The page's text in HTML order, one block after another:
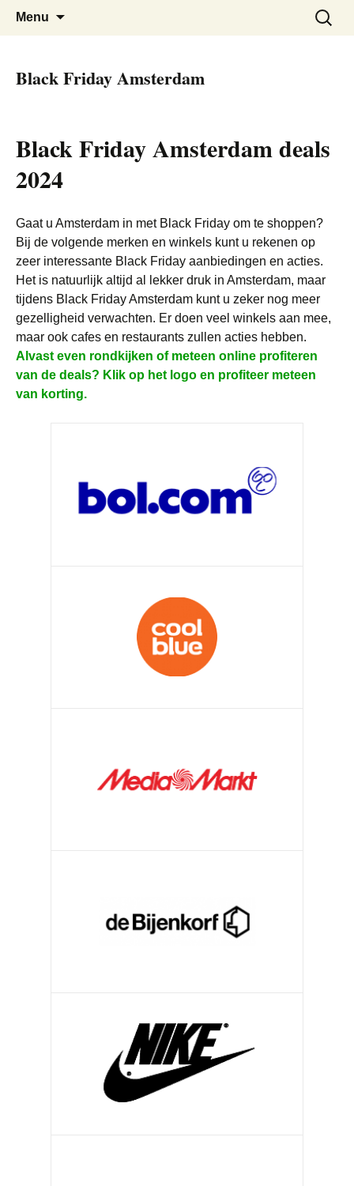
Black Friday Super SALE
De beste kortingen bij elkaar!
Menu
Zoeken
naar:
Black Friday Amsterdam
Black Friday Amsterdam deals
2024
Gaat u Amsterdam in met Black Friday om te shoppen?
Bij de volgende merken en winkels kunt u rekenen op
zeer interessante Black Friday aanbiedingen en acties.
Het is natuurlijk altijd al lekker druk in Amsterdam, maar
tijdens Black Friday Amsterdam kunt u zeker nog meer
gezelligheid verwachten. Er doen veel winkels aan mee,
maar ook cafes en restaurants zullen acties hebben.
Alvast even rondkijken of meteen online profiteren
van de deals? Klik op het logo en profiteer meteen
van korting.